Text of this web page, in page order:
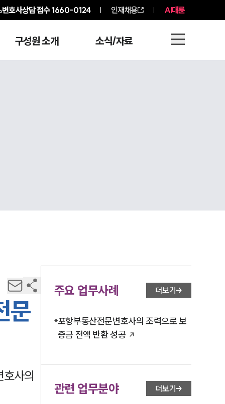
변호사상담 접수1660-0124 인재채용 AI대륜
구성원 소개 소식/자료
문
사의
주요 업무사례 더보기
포항부동산전문변호사의 조력으로 보
증금 전액 반환 성공
관련 업무분야 더보기